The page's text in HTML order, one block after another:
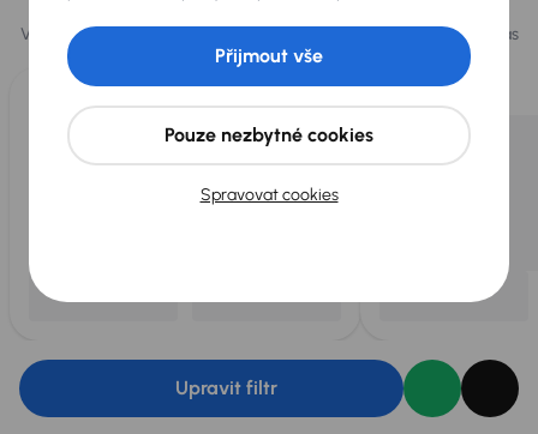
Vybíráme pro vás ty
z naší nabídky. Každý den pro vás
vykoupíme až 400 vozů
Upravit filtr
Spravovat cookies
Pouze nezbytné cookies
Přijmout vše